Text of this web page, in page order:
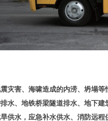
灾害、海啸造成的内涝、坍塌等
水、地铁桥梁隧道排水、地下建
供水，应急补水供水、消防远程